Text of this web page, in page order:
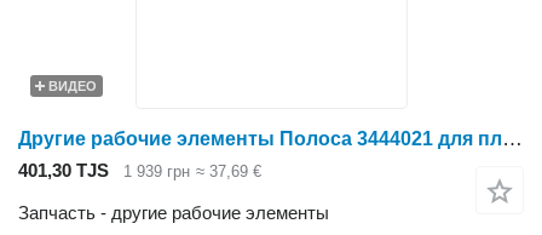
ВИДЕО
Другие рабочие элементы Полоса 3444021 для плуга Lemken
401,30 TJS 1 939 грн ≈ 37,69 €
Запчасть - другие рабочие элементы